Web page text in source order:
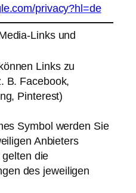
privacy?hl=de
Links und
Links zu
B. Facebook,
Pinterest)
Symbol werden Sie
Anbieters
die
des jeweiligen